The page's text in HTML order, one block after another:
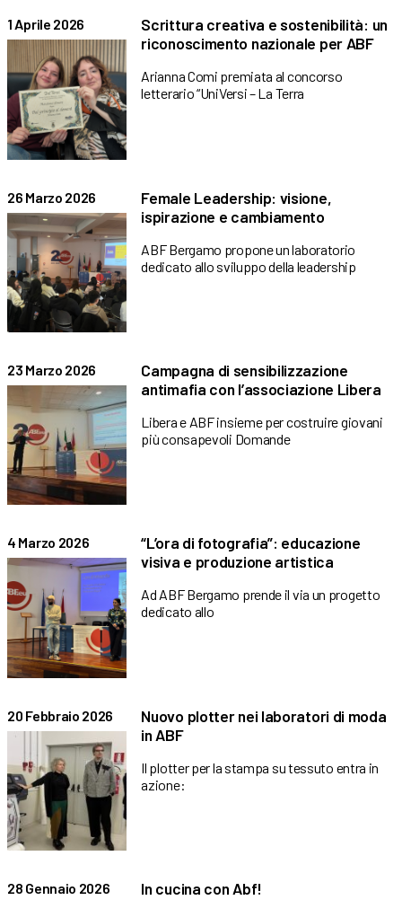
1 Aprile 2026
Scrittura creativa e sostenibilità: un
riconoscimento nazionale per ABF
Arianna Comi premiata al concorso
letterario “UniVersi – La Terra
26 Marzo 2026
Female Leadership: visione,
ispirazione e cambiamento
ABF Bergamo propone un laboratorio
dedicato allo sviluppo della leadership
23 Marzo 2026
Campagna di sensibilizzazione
antimafia con l’associazione Libera
Libera e ABF insieme per costruire giovani
più consapevoli Domande
4 Marzo 2026
“L’ora di fotografia”: educazione
visiva e produzione artistica
Ad ABF Bergamo prende il via un progetto
dedicato allo
20 Febbraio 2026
Nuovo plotter nei laboratori di moda
in ABF
Il plotter per la stampa su tessuto entra in
azione:
28 Gennaio 2026 In cucina con Abf!